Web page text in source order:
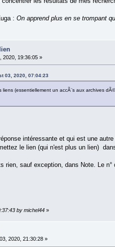
: On apprend plus en se trompant
2020, 19:36:05 »
03, 2020, 07:04:23
liens (essentiellement un accÃ¨s aux archives
intéressante et qui est une
le lien (qui n'est plus un lien)
rien, sauf exception, dans Note. Le
by michel44»
2020, 21:30:28 »